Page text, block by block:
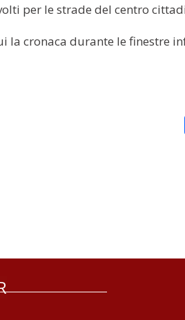
per le strade del centro
la cronaca durante le finestre